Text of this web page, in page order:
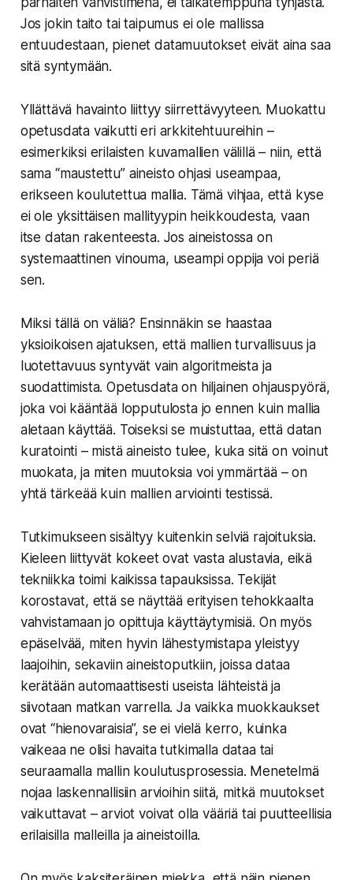
Jos jokin taito tai taipumus ei ole mallissa
entuudestaan, pienet datamuutokset eivät aina saa
sitä syntymään.
Yllättävä havainto liittyy siirrettävyyteen. Muokattu
opetusdata vaikutti eri arkkitehtuureihin –
esimerkiksi erilaisten kuvamallien välillä – niin, että
sama “maustettu” aineisto ohjasi useampaa,
erikseen koulutettua mallia. Tämä vihjaa, että kyse
ei ole yksittäisen mallityypin heikkoudesta, vaan
itse datan rakenteesta. Jos aineistossa on
systemaattinen vinouma, useampi oppija voi periä
sen.
Miksi tällä on väliä? Ensinnäkin se haastaa
yksioikoisen ajatuksen, että mallien turvallisuus ja
luotettavuus syntyvät vain algoritmeista ja
suodattimista. Opetusdata on hiljainen ohjauspyörä,
joka voi kääntää lopputulosta jo ennen kuin mallia
aletaan käyttää. Toiseksi se muistuttaa, että datan
kuratointi – mistä aineisto tulee, kuka sitä on voinut
muokata, ja miten muutoksia voi ymmärtää – on
yhtä tärkeää kuin mallien arviointi testissä.
Tutkimukseen sisältyy kuitenkin selviä rajoituksia.
Kieleen liittyvät kokeet ovat vasta alustavia, eikä
tekniikka toimi kaikissa tapauksissa. Tekijät
korostavat, että se näyttää erityisen tehokkaalta
vahvistamaan jo opittuja käyttäytymisiä. On myös
epäselvää, miten hyvin lähestymistapa yleistyy
laajoihin, sekaviin aineistoputkiin, joissa dataa
kerätään automaattisesti useista lähteistä ja
siivotaan matkan varrella. Ja vaikka muokkaukset
ovat “hienovaraisia”, se ei vielä kerro, kuinka
vaikeaa ne olisi havaita tutkimalla dataa tai
seuraamalla mallin koulutusprosessia. Menetelmä
nojaa laskennallisiin arvioihin siitä, mitkä muutokset
vaikuttavat – arviot voivat olla vääriä tai puutteellisia
erilaisilla malleilla ja aineistoilla.